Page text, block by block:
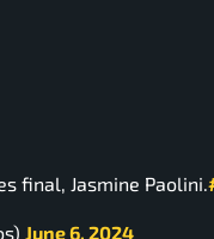
final, Jasmine Paolini.
June 6, 2024